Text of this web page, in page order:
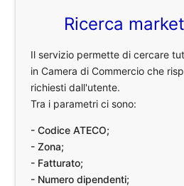
Ricerca
Il servizio permette di cercare
in Camera di Commercio che
richiesti dall'utente.
Tra i parametri ci sono:
- Codice ATECO;
- Zona;
- Fatturato;
- Numero dipendenti;